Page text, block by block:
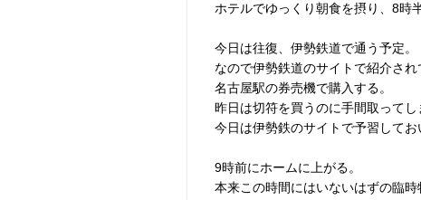
ホテルでゆっくり朝食を摂り、8時
今日は往復、伊勢鉄道で通う予定。
なので伊勢鉄道のサイトで紹介さ
名古屋駅の券売機で購入する。
昨日は切符を買うのに手間取ってし
今日は伊勢鉄のサイトで予習してお
9時前にホームに上がる。
本来この時間にはいないはずの臨